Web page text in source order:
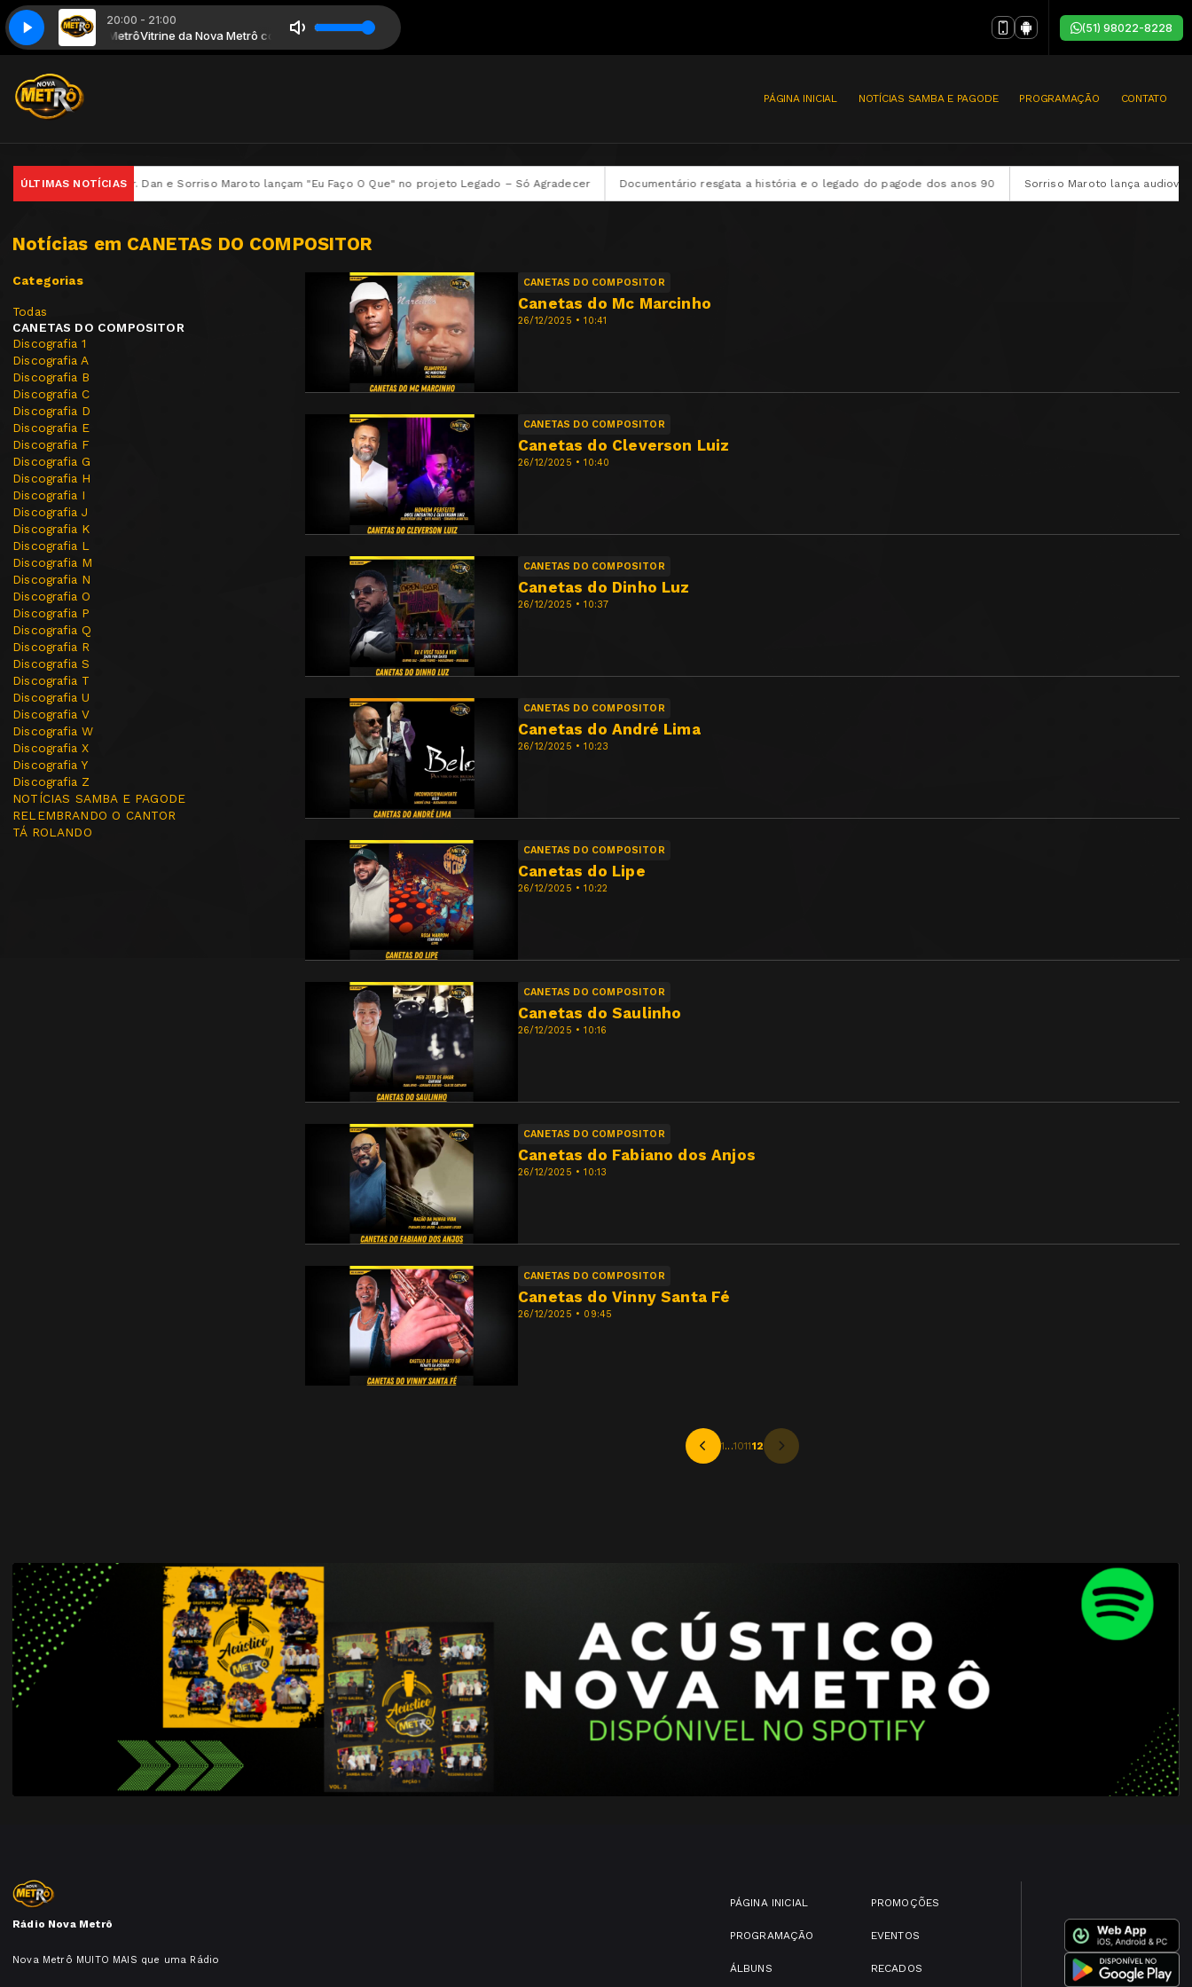
20:00 - 21:00
com Nova MetrôVitrine da Nova Metrô com Nova Metrô
Nada Pra Fazer 2026- Cantor Dinei Blessed - Nada Pra Fazer 2026
(51) 98022-8228
PÁGINA INICIAL NOTÍCIAS SAMBA E PAGODE PROGRAMAÇÃO CONTATO
ÚLTIMAS NOTÍCIAS
Gaab, Mr. Dan e Sorriso Maroto lançam "Eu Faço O Que" no projeto Legado – Só Agradecer Documentário resgata a história e o legado do pagode dos anos 90 Sorriso Maroto lança audiovisual
Notícias em CANETAS DO COMPOSITOR
Categorias
Todas
CANETAS DO COMPOSITOR
Discografia 1
Discografia A
Discografia B
Discografia C
Discografia D
Discografia E
Discografia F
Discografia G
Discografia H
Discografia I
Discografia J
Discografia K
Discografia L
Discografia M
Discografia N
Discografia O
Discografia P
Discografia Q
Discografia R
Discografia S
Discografia T
Discografia U
Discografia V
Discografia W
Discografia X
Discografia Y
Discografia Z
NOTÍCIAS SAMBA E PAGODE
RELEMBRANDO O CANTOR
TÁ ROLANDO
CANETAS DO COMPOSITOR
26/12/2025 • 10:41
Canetas do Mc Marcinho
CANETAS DO COMPOSITOR
26/12/2025 • 10:40
Canetas do Cleverson Luiz
CANETAS DO COMPOSITOR
26/12/2025 • 10:37
Canetas do Dinho Luz
CANETAS DO COMPOSITOR
26/12/2025 • 10:23
Canetas do André Lima
CANETAS DO COMPOSITOR
26/12/2025 • 10:22
Canetas do Lipe
CANETAS DO COMPOSITOR
26/12/2025 • 10:16
Canetas do Saulinho
CANETAS DO COMPOSITOR
26/12/2025 • 10:13
Canetas do Fabiano dos Anjos
CANETAS DO COMPOSITOR
26/12/2025 • 09:45
Canetas do Vinny Santa Fé
1...101112
Rádio Nova Metrô
Nova Metrô MUITO MAIS que uma Rádio
PÁGINA INICIAL
PROGRAMAÇÃO
ÁLBUNS
PROMOÇÕES
EVENTOS
RECADOS